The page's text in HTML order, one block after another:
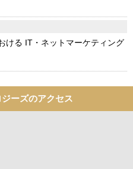
ける IT・ネットマーケティング
ーズのアクセス